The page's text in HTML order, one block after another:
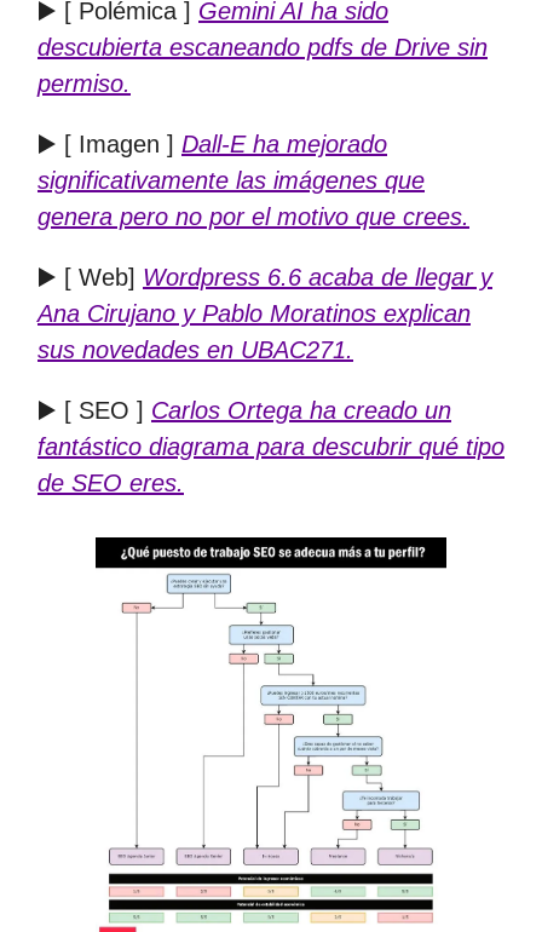
▶️ [ Polémica ] Gemini AI ha sido
descubierta escaneando pdfs de Drive sin
permiso.
▶️ [ Imagen ] Dall-E ha mejorado
significativamente las imágenes que
genera pero no por el motivo que crees.
▶️ [ Web] Wordpress 6.6 acaba de llegar y
Ana Cirujano y Pablo Moratinos explican
sus novedades en UBAC271.
▶️ [ SEO ] Carlos Ortega ha creado un
fantástico diagrama para descubrir qué tipo
de SEO eres.